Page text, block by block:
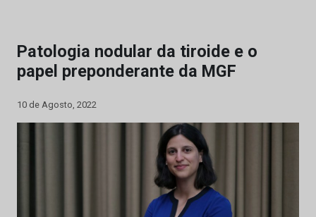
Patologia nodular da tiroide e o
papel preponderante da MGF
10 de Agosto, 2022